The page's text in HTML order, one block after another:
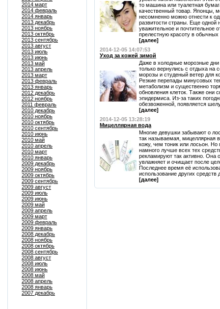
2014 март
2014 февраль
2014 январь
2013 декабрь
2013 ноябрь
2013 октябрь
2013 сентябрь
2013 август
2013 июль
2013 июнь
2013 май
2013 апрель
2013 март
2013 февраль
2013 январь
2012 декабрь
2012 ноябрь
2011 февраль
2010 декабрь
2010 ноябрь
2010 октябрь
2010 сентябрь
2010 июнь
2010 май
2010 апрель
2010 март
2010 январь
2009 декабрь
2009 ноябрь
2009 октябрь
2009 сентябрь
2009 август
2009 июль
2009 июнь
2009 май
2009 апрель
2009 март
2009 февраль
2009 январь
2008 декабрь
2008 ноябрь
2008 октябрь
2008 сентябрь
2008 август
2008 июль
2008 июнь
2008 май
2008 апрель
2008 январь
2007 декабрь
то машина или туалетная
качественный товар. Японцы,
несомненно можно отнести к
развитости страны. Еще одной
уважительное и почтительное
прелестную красоту в
[далее]
2014-12-05 14:07:53
Уход за кожей зимой
Даже в холодные морозные дни
только вернулись с отдыха на
морозы и студеный ветер для
Резкие перепады минусовых
метаболизм и существенно
обновления клеток. Также они
эпидермиса. Из-за таких
обезвоженной, появляется
[далее]
2014-12-05 13:28:19
Мицеллярная вода
Многие девушки забывают о
так называемая, мицеллярная
кожу, чем тоник или лосьон.
намного лучше всех тех
рекламируют так активно. Она
увлажняет и очищает после
Последнее время её
использование других средств
[далее]